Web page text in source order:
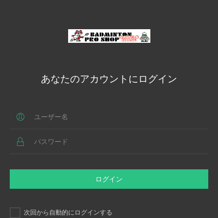
あなたのアカウントにログイン
ログイン
次回から自動的にログインする